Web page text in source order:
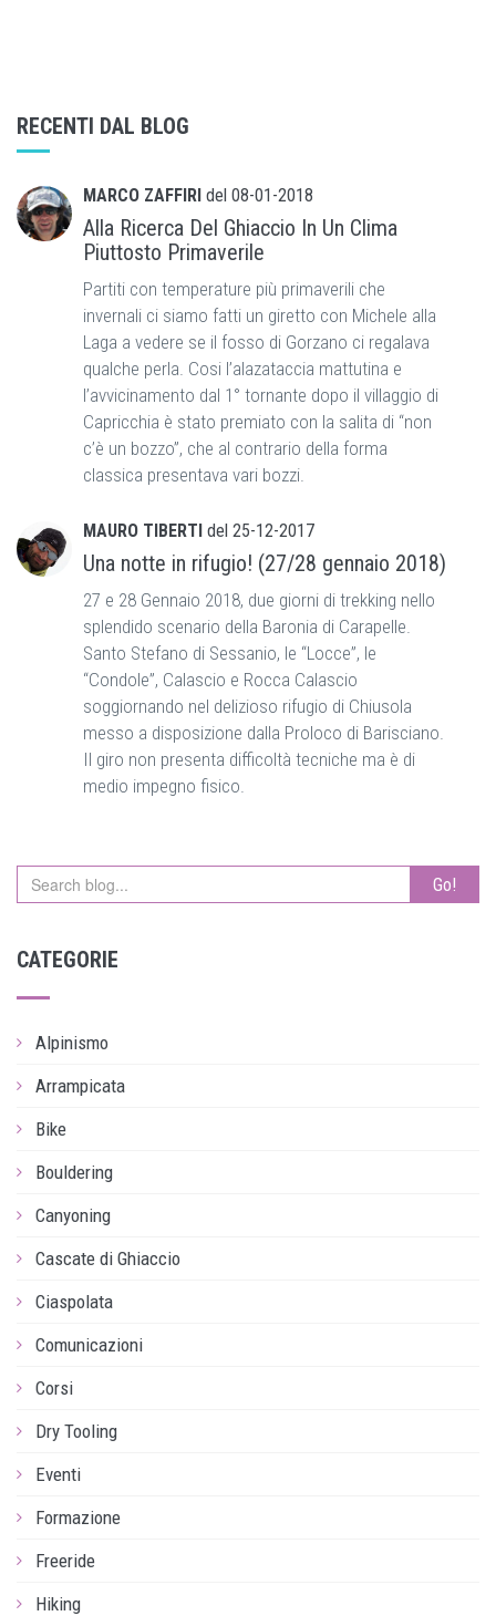
RECENTI DAL BLOG
MARCO ZAFFIRI del 08-01-2018
Alla Ricerca Del Ghiaccio In Un Clima
Piuttosto Primaverile
Partiti con temperature più primaverili che
invernali ci siamo fatti un giretto con Michele alla
Laga a vedere se il fosso di Gorzano ci regalava
qualche perla. Cosi l’alazataccia mattutina e
l’avvicinamento dal 1° tornante dopo il villaggio di
Capricchia è stato premiato con la salita di “non
c’è un bozzo”, che al contrario della forma
classica presentava vari bozzi.
MAURO TIBERTI del 25-12-2017
Una notte in rifugio! (27/28 gennaio 2018)
27 e 28 Gennaio 2018, due giorni di trekking nello
splendido scenario della Baronia di Carapelle.
Santo Stefano di Sessanio, le “Locce”, le
“Condole”, Calascio e Rocca Calascio
soggiornando nel delizioso rifugio di Chiusola
messo a disposizione dalla Proloco di Barisciano.
Il giro non presenta difficoltà tecniche ma è di
medio impegno fisico.
Go!
CATEGORIE
Alpinismo
Arrampicata
Bike
Bouldering
Canyoning
Cascate di Ghiaccio
Ciaspolata
Comunicazioni
Corsi
Dry Tooling
Eventi
Formazione
Freeride
Hiking